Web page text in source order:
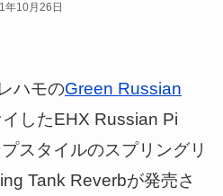
年10月26日
ハモのGreen Russian
したEHX Russian Pi
スタイルのスプリングリ
Tank Reverbが発売さ